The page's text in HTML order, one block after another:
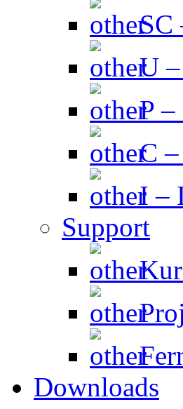
SC
U
P –
C
I –
Support
Downloads